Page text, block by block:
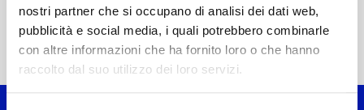
nostri partner che si occupano di analisi dei dati web,
pubblicità e social media, i quali potrebbero combinarle
con altre informazioni che ha fornito loro o che hanno
raccolto dal suo utilizzo dei loro servizi.
Home Classica > Stephen Dean
CONTATTI
NEWSLETTER